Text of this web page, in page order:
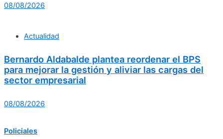
08/08/2026
Actualidad
Bernardo Aldabalde plantea reordenar el BPS
para mejorar la gestión y aliviar las cargas del
sector empresarial
08/08/2026
Policiales